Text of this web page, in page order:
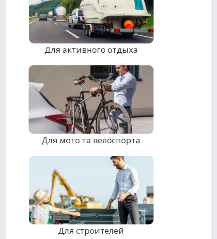
Для активного отдыха
Для мото та велоспорта
Для строителей